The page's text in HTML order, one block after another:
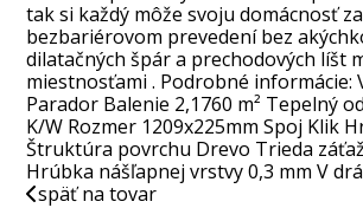
tak si každý môže svoju domácnosť
bezbariérovom prevedení bez
dilatačných špár a prechodových líšt
miestnosťami . Podrobné informácie:
Parador Balenie 2,1760 m² Tepelný
K/W Rozmer 1209x225mm Spoj Klik
Štruktúra povrchu Drevo Trieda
Hrúbka nášľapnej vrstvy 0,3 mm V
späť na tovar